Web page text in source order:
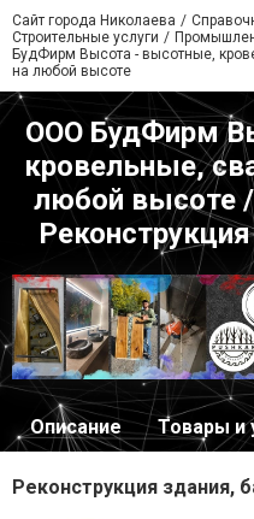
Сайт города Николаева
Строительные услуги
БудФирм Высота - высотные,
на любой высоте
ООО БудФирм
кровельные,
любой высоте
Описание Товары и
Реконструкция здания,